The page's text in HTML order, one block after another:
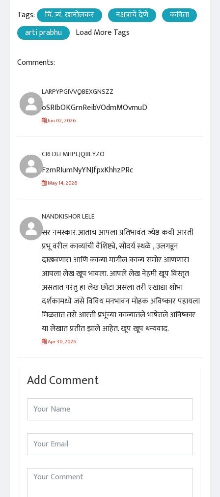
Tags: चिं. त्र्यं. खानोलकर नक्षत्रांचे देणे
कविता
arti prabhu
Load More Tags
Comments:
LARPYPGIVVQBEXGNSZZ
oSRIbOKGrnReibVOdmMOvmuD
Jun 02, 2026
CRFDLFMHPLJQBEYZO
FzmRIumNyYNJfpxKhhzPRc
May 14, 2026
NANDKISHOR LELE
सर नमस्कार.आताच आपला प्रतिभावंत ज्येष्ठ कवी आरती
प्रभू वरील काव्यांची वैशिष्ट्ये, सौंदर्य स्थळे , उलगडून
दाखवणारा आणि काव्या मागील काव्य समोर आणणारा
आपला लेख खूप भावला. आपले लेख नेहमी खूप विस्तृत
असतात परंतु हा लेख छोटा असला तरी एखाद्या शोभा
दर्शकामध्ये जसे विविध मनभावन मोहक अविष्कार पहायला
मिळतात तसे आरती प्रभूंच्या काव्यातले भाषेतले अविष्कार
या लेखात प्रतीत झाले आहेत. खूप खूप धन्यवाद.
Apr 30, 2026
Add Comment